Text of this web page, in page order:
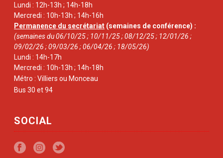
Lundi : 12h-13h ; 14h-18h
Mercredi : 10h-13h ; 14h-16h
Permanence du secrétariat (semaines de conférence) :
(semaines du 06/10/25 ; 10/11/25 ; 08/12/25 ; 12/01/26 ;
09/02/26 ; 09/03/26 ; 06/04/26 ; 18/05/26)
Lundi : 14h-17h
Mercredi : 10h-13h ; 14h-18h
Métro : Villiers ou Monceau
Bus 30 et 94
SOCIAL